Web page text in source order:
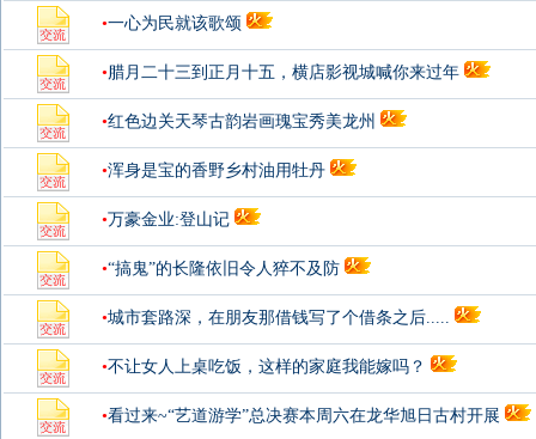
•一心为民就该歌颂
•腊月二十三到正月十五，横店影视城喊你来过年
•红色边关天琴古韵岩画瑰宝秀美龙州
•浑身是宝的香野乡村油用牡丹
•万豪金业:登山记
•“搞鬼”的长隆依旧令人猝不及防
•城市套路深，在朋友那借钱写了个借条之后.....
•不让女人上桌吃饭，这样的家庭我能嫁吗？
•看过来~“艺道游学”总决赛本周六在龙华旭日古村开展